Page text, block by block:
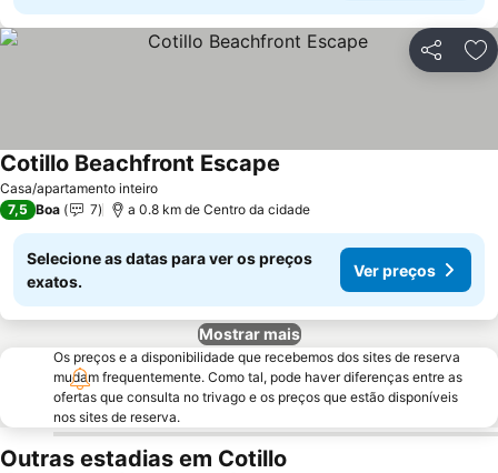
Partilhar
Casa/apartamento inteiro
Cotillo Beachfront Escape
7,5 Boa 7 a 0.8 km de Centro da cidade
Selecione as datas para ver os preços
exatos.
Ver preços
Mostrar mais
Os preços e a disponibilidade que recebemos dos sites de reserva
mudam frequentemente. Como tal, pode haver diferenças entre as
ofertas que consulta no trivago e os preços que estão disponíveis
nos sites de reserva.
Outras estadias em Cotillo